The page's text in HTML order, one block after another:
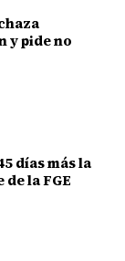
y pide no
días más la
la FGE